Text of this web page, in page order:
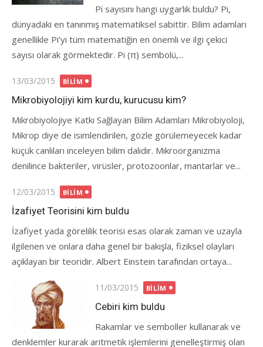
Pi sayısını hangi uygarlık buldu? Pi,
dünyadaki en tanınmış matematiksel sabittir. Bilim adamları
genellikle Pi’yi tüm matematiğin en önemli ve ilgi çekici
sayısı olarak görmektedir. Pi (π) sembolü,...
Posted
on
13/03/2015 BILIM
Mikrobiyolojiyi kim kurdu, kurucusu kim?
Mikrobiyolojiye Katkı Sağlayan Bilim Adamları Mikrobiyoloji,
Mikrop diye de isimlendirilen, gözle görülemeyecek kadar
küçük canlıları inceleyen bilim dalıdır. Mikroorganizma
denilince bakteriler, virüsler, protozoonlar, mantarlar ve...
Posted
on
12/03/2015 BILIM
İzafiyet Teorisini kim buldu
İzafiyet yada görelilik teorisi esas olarak zaman ve uzayla
ilgilenen ve onlara daha genel bir bakışla, fiziksel olayları
açıklayan bir teoridir. Albert Einstein tarafından ortaya...
Posted
on
11/03/2015 BILIM
Cebiri kim buldu
Rakamlar ve semboller kullanarak ve
denklemler kurarak aritmetik işlemlerini genelleştirmiş olan